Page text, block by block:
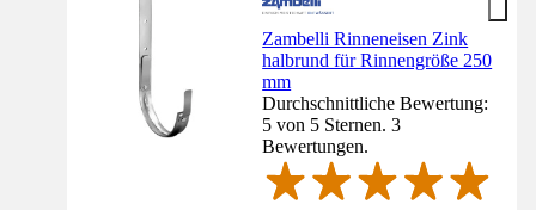
Zambelli Rinneneisen Zink
halbrund für Rinnengröße 250
mm
Durchschnittliche Bewertung:
5 von 5 Sternen. 3
Bewertungen.